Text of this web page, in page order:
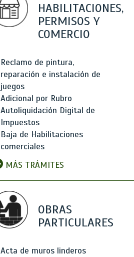
HABILITACIONES,
PERMISOS Y
COMERCIO
Reclamo de pintura,
reparación e instalación de
juegos
Adicional por Rubro
Autoliquidación Digital de
Impuestos
Baja de Habilitaciones
comerciales
MÁS TRÁMITES
OBRAS
PARTICULARES
Acta de muros linderos